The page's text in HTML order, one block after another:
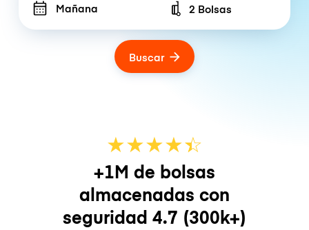
Mañana Number of bags
2 Bolsas
Buscar
★★★★☆
★
+1M de bolsas
almacenadas con
seguridad 4.7 (300k+)